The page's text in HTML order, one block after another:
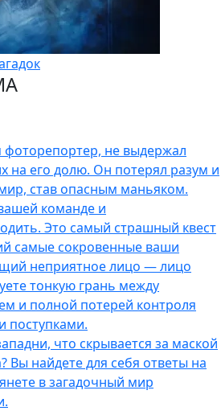
не выдержал
на его долю. Он потерял разум и
став опасным маньяком.
команде и
Это самый страшный квест
самые сокровенные ваши
неприятное лицо — лицо
тонкую грань между
и полной потерей контроля
поступками.
что скрывается за маской
Вы найдете для себя ответы на
в загадочный мир